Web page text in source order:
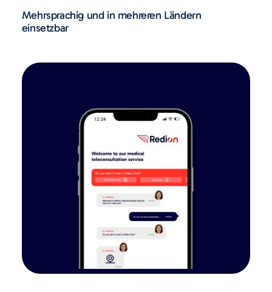
Mehrsprachig und in mehreren Ländern
einsetzbar